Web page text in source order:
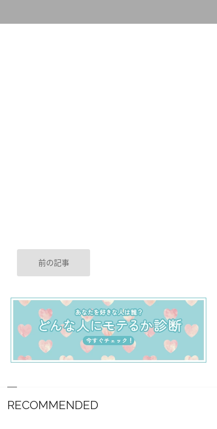
前の記事
RECOMMENDED